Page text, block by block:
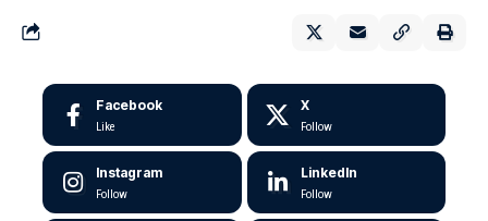
Facebook
Like
X
Follow
Instagram
Follow
LinkedIn
Follow